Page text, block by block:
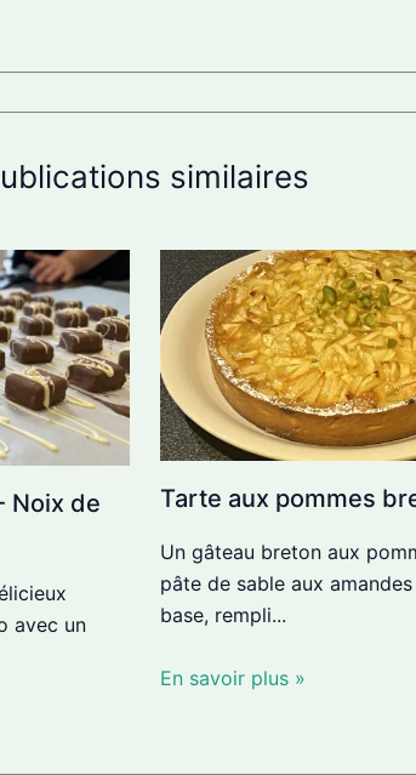
similaires
Noix de
avec un
Tarte aux pommes
Un gâteau breton aux
pâte de sable aux
base, rempli...
En savoir plus »